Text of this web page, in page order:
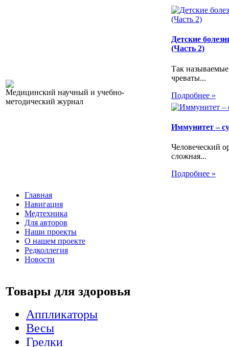
Медицинский научный и учебно-
методический журнал
Детские
(Часть 2)
Так
чреваты...
Подробнее »
Иммунитет –
Человеческий
сложная...
Подробнее »
Главная
Навигация
Медтехника
Для авторов
Наши проекты
О нашем проекте
Редколлегия
Новости
Товары для здоровья
Аппликаторы
Весы
Грелки